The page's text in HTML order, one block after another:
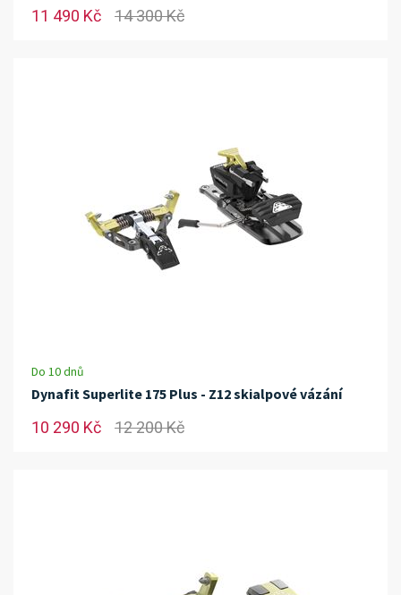
11 490 Kč 14 300 Kč
Do 10 dnů
Dynafit Superlite 175 Plus - Z12 skialpové vázání
10 290 Kč 12 200 Kč